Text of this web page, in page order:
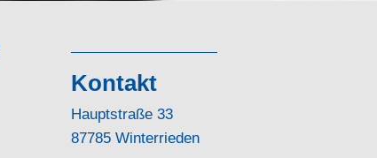
Kontakt
Hauptstraße 33
87785 Winterrieden